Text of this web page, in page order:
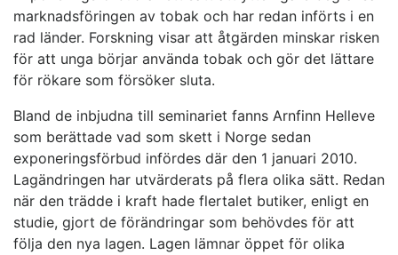
marknadsföringen av tobak och har redan införts i en
rad länder. Forskning visar att åtgärden minskar risken
för att unga börjar använda tobak och gör det lättare
för rökare som försöker sluta.
Bland de inbjudna till seminariet fanns Arnfinn Helleve
som berättade vad som skett i Norge sedan
exponeringsförbud infördes där den 1 januari 2010.
Lagändringen har utvärderats på flera olika sätt. Redan
när den trädde i kraft hade flertalet butiker, enligt en
studie, gjort de förändringar som behövdes för att
följa den nya lagen. Lagen lämnar öppet för olika